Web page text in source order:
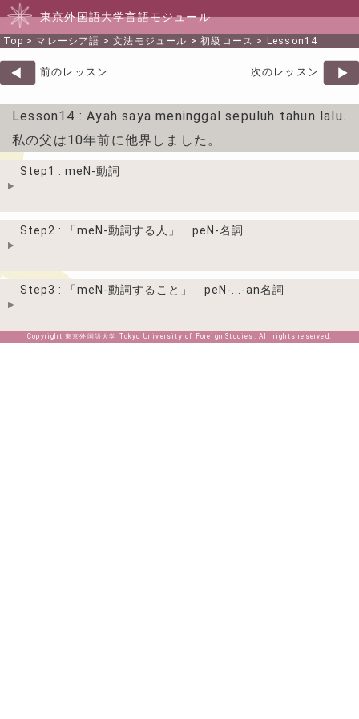
東京外国語大学言語モジュール
Top > マレーシア語 >文法モジュール >初級コース > Lesson14
前のレッスン 次のレッスン
Lesson14 : Ayah saya meninggal sepuluh tahun lalu.
私の父は10年前に他界しました。
Step1 : meN-動詞
Step2 : 「meN-動詞する人」 peN-名詞
Step3 : 「meN-動詞すること」 peN-...-an名詞
Copyright 東京外国語大学 Tokyo University of Foreign Studies. All rights reserved.